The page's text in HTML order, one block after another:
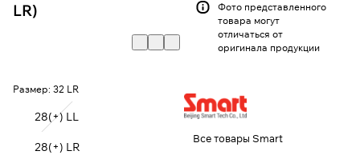
LR)
Размер: 32 LR
28(+) LL
28(+) LR
Фото представленного
товара могут
отличаться от
оригинала продукции
Все товары Smart